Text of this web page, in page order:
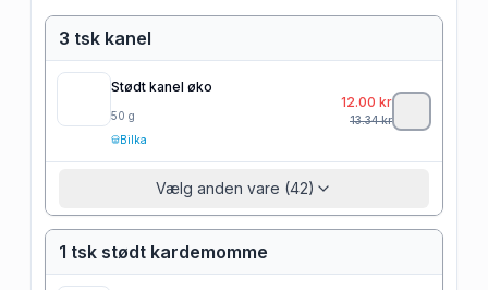
3 tsk kanel
Stødt kanel øko
50 g
Bilka
12.00 kr
13.34kr
Vælg anden vare (42)
1 tsk stødt kardemomme